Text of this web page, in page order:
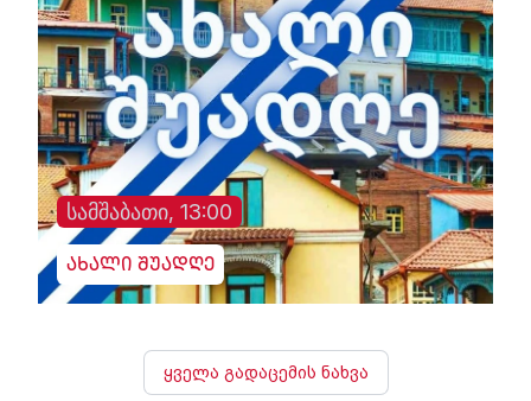
სამშაბათი, 13:00
ახალი შუადღე
ყველა გადაცემის ნახვა